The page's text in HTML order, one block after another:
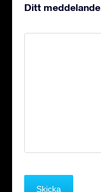
Ditt meddelande